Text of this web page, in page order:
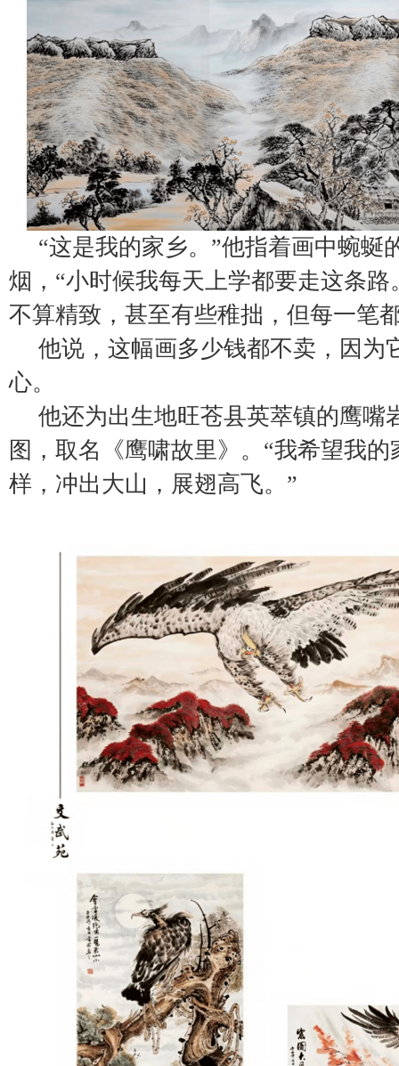
“这是我的家乡。”他指着画中蜿蜒
烟，“小时候我每天上学都要走这条路
不算精致，甚至有些稚拙，但每一笔
他说，这幅画多少钱都不卖，因为
心。
他还为出生地旺苍县英萃镇的鹰嘴
图，取名《鹰啸故里》。“我希望我
样，冲出大山，展翅高飞。”